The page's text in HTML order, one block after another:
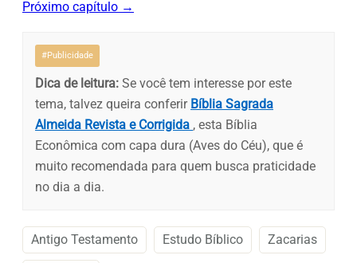
Próximo capítulo →
#Publicidade
Dica de leitura: Se você tem interesse por este
tema, talvez queira conferir Bíblia Sagrada
Almeida Revista e Corrigida , esta Bíblia
Econômica com capa dura (Aves do Céu), que é
muito recomendada para quem busca praticidade
no dia a dia.
Antigo Testamento Estudo Bíblico Zacarias